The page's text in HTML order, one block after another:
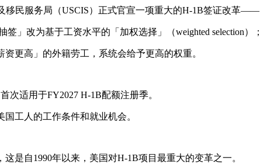
民服务局（USCIS）正式官宣一项重大的H-1B签证改革——
改为基于工资水平的「加权选择」（weighted selection）；
高」的外籍劳工，系统会给予更高的权重。
适用于FY2027 H-1B配额注册季。
工人的工作条件和就业机会。
自1990年以来，美国对H-1B项目最重大的变革之一。